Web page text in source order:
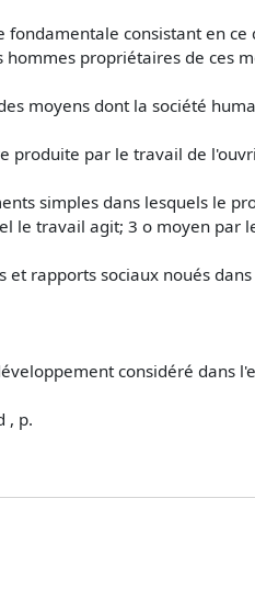
consistant en
propriétaires de ces
moyens dont la société
produite par le travail de
simples dans lesquels le
le travail agit; 3 o moyen par
et rapports sociaux noués
considéré dans
, p.